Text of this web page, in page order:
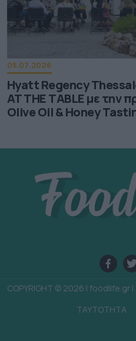
05.07.2026
Hyatt Regency
AT THE TABLE με την
Olive Oil & Honey
COPYRIGHT © 2026 | foodlife.gr |
TAYTOTHTA